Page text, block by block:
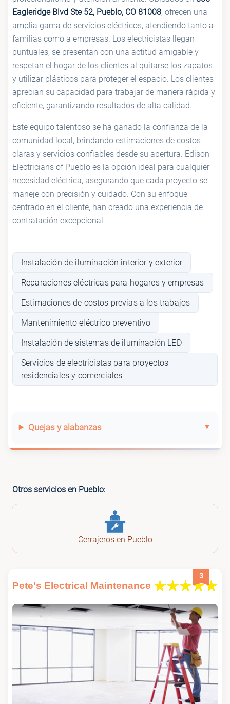
Eagleridge Blvd Ste 52, Pueblo, CO 81008, ofrecen una
amplia gama de servicios eléctricos, atendiendo tanto a
familias como a empresas. Los electricistas llegan
puntuales, se presentan con una actitud amigable y
respetan el hogar de los clientes al quitarse los zapatos
y utilizar plásticos para proteger el espacio. Los clientes
aprecian su capacidad para trabajar de manera rápida y
eficiente, garantizando resultados de alta calidad.
Este equipo talentoso se ha ganado la confianza de la
comunidad local, brindando estimaciones de costos
claras y servicios confiables desde su apertura. Edison
Electricians of Pueblo es la opción ideal para cualquier
necesidad eléctrica, asegurando que cada proyecto se
maneje con precisión y cuidado. Con su enfoque
centrado en el cliente, han creado una experiencia de
contratación excepcional.
Instalación de iluminación interior y exterior
Reparaciones eléctricas para hogares y empresas
Estimaciones de costos previas a los trabajos
Mantenimiento eléctrico preventivo
Instalación de sistemas de iluminación LED
Servicios de electricistas para proyectos
residenciales y comerciales
Quejas y alabanzas
Otros servicios en Pueblo:
Cerrajeros en Pueblo
3
Pete's Electrical Maintenance